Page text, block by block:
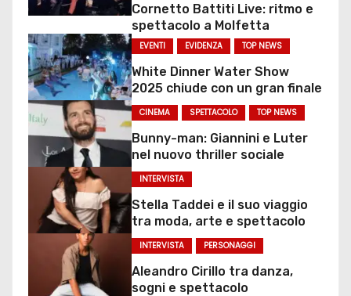
Cornetto Battiti Live: ritmo e
spettacolo a Molfetta
EVENTI EVIDENZA TOP NEWS
White Dinner Water Show
2025 chiude con un gran finale
CINEMA SPETTACOLO TOP NEWS
Bunny-man: Giannini e Luter
nel nuovo thriller sociale
INTERVISTA
Stella Taddei e il suo viaggio
tra moda, arte e spettacolo
INTERVISTA PERSONAGGI
Aleandro Cirillo tra danza,
sogni e spettacolo